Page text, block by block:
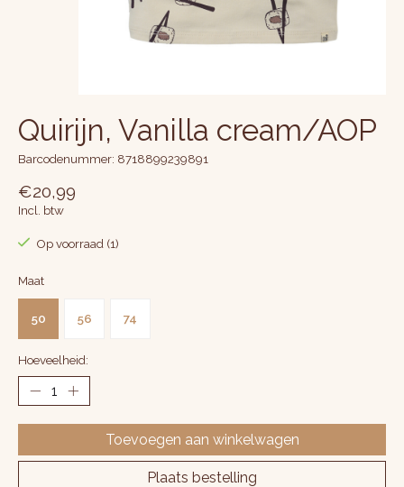
Quirijn, Vanilla cream/AOP
Barcodenummer: 8718899239891
€20,99
Incl. btw
Op voorraad (1)
Maat
50 56 74
Hoeveelheid:
Toevoegen aan winkelwagen
Plaats bestelling